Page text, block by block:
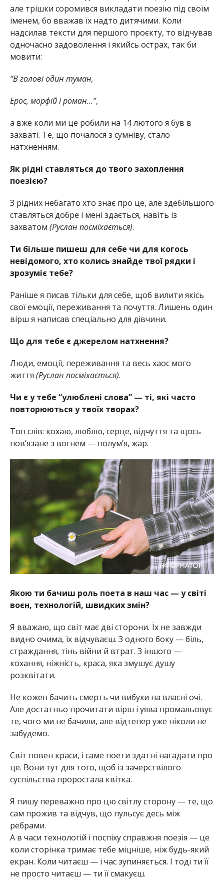
але трішки соромився викладати поезію під своїм
іменем, бо вважав їх надто дитячими. Коли
надсилав тексти для першого проєкту, то відчував
одночасно задоволення і якийсь острах, так би
мовити:
“В голові один туман,
Ерос, морфій і роман…”,
а вже коли ми це робили на 14 лютого я був в
захваті. Те, що почалося з сумніву, стало
натхненням.
Як рідні ставляться до твого захоплення
поезією?
З рідних небагато хто знає про це, але здебільшого
ставляться добре і мені здається, навіть із
захватом (Руслан посміхається).
Ти більше пишеш для себе чи для когось
невідомого, хто колись знайде твої рядки і
зрозуміє тебе?
Раніше я писав тільки для себе, щоб вилити якісь
свої емоції, переживання та почуття. Лишень один
вірш я написав спеціально для дівчини.
Що для тебе є джерелом натхнення?
Люди, емоції, переживання та весь хаос мого
життя (Руслан посміхається).
Чи є у тебе “улюблені слова” — ті, які часто
повторюються у твоїх творах?
Топ слів: кохаю, люблю, серце, відчуття та щось
пов’язане з вогнем — полум’я, жар.
Якою ти бачиш роль поета в наш час — у світі
воєн, технологій, швидких змін?
Я вважаю, що світ має дві сторони. Їх не завжди
видно очима, їх відчуваєш. З одного боку — біль,
страждання, тінь війни й втрат. З іншого —
кохання, ніжність, краса, яка змушує душу
розквітати.
Не кожен бачить смерть чи вибухи на власні очі.
Але достатньо прочитати вірш і уява промальовує
те, чого ми не бачили, але відтепер уже ніколи не
забудемо.
Світ повен краси, і саме поети здатні нагадати про
це. Вони тут для того, щоб із зачерствілого
суспільства проростала квітка.
Я пишу переважно про цю світлу сторону — те, що
сам прожив та відчув, що пульсує десь між
ребрами.
А в часи технологій і поспіху справжня поезія — це
коли сторінка тримає тебе міцніше, ніж будь-який
екран. Коли читаєш — і час зупиняється. І тоді ти її
не просто читаєш — ти її смакуєш.